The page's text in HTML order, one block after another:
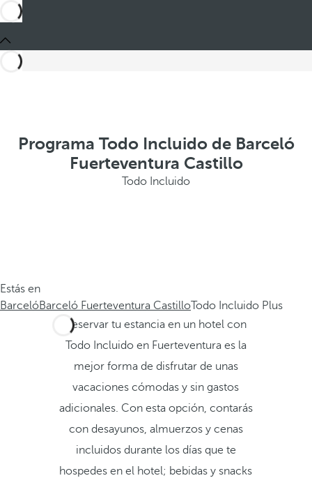
Programa Todo Incluido de Barceló
Fuerteventura Castillo
Todo Incluido
Estás en
BarcelóBarceló Fuerteventura CastilloTodo Incluido Plus
Reservar tu estancia en un hotel con
Todo Incluido en Fuerteventura es la
mejor forma de disfrutar de unas
vacaciones cómodas y sin gastos
adicionales. Con esta opción, contarás
con desayunos, almuerzos y cenas
incluidos durante los días que te
hospedes en el hotel; bebidas y snacks